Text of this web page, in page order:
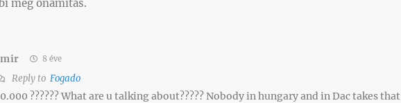
meg önàmìtàs.
8 éve
Reply toFogado
?????? What are u talking about????? Nobody in hungary and in Dac takes that